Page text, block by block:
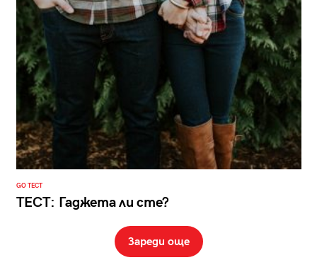
GO ТЕСТ
ТЕСТ: Гаджета ли сте?
Зареди още